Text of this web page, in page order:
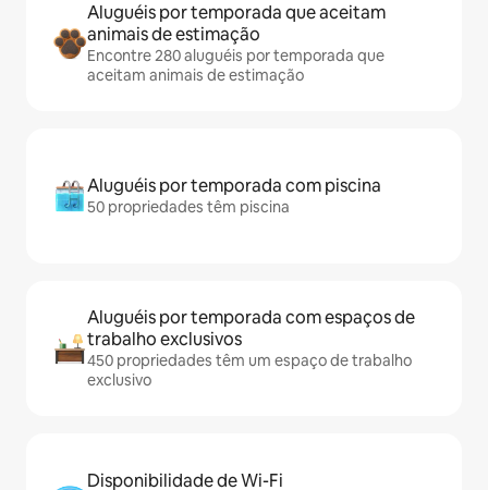
Aluguéis por temporada que aceitam
animais de estimação
Encontre 280 aluguéis por temporada que
aceitam animais de estimação
Aluguéis por temporada com piscina
50 propriedades têm piscina
Aluguéis por temporada com espaços de
trabalho exclusivos
450 propriedades têm um espaço de trabalho
exclusivo
Disponibilidade de Wi-Fi